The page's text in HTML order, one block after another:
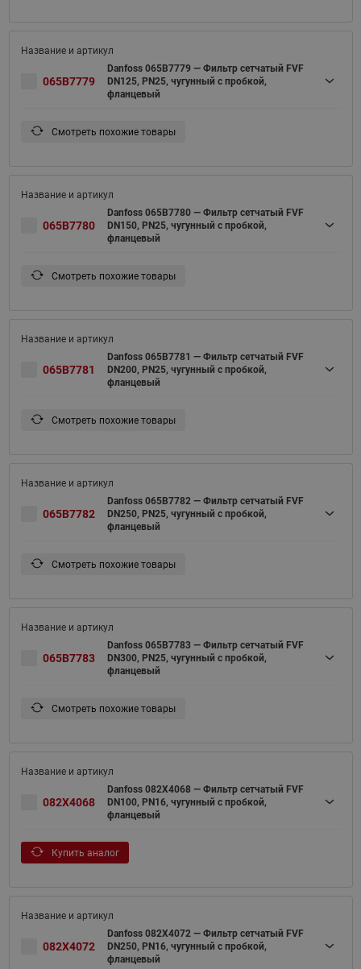
065B7779
Danfoss 065B7779 — Фильтр сетчатый FVF
DN125, PN25, чугунный с пробкой,
фланцевый
Смотреть похожие товары
065B7780
Danfoss 065B7780 — Фильтр сетчатый FVF
DN150, PN25, чугунный с пробкой,
фланцевый
Смотреть похожие товары
065B7781
Danfoss 065B7781 — Фильтр сетчатый FVF
DN200, PN25, чугунный с пробкой,
фланцевый
Смотреть похожие товары
065B7782
Danfoss 065B7782 — Фильтр сетчатый FVF
DN250, PN25, чугунный с пробкой,
фланцевый
Смотреть похожие товары
065B7783
Danfoss 065B7783 — Фильтр сетчатый FVF
DN300, PN25, чугунный с пробкой,
фланцевый
Смотреть похожие товары
082X4068
Danfoss 082X4068 — Фильтр сетчатый FVF
DN100, PN16, чугунный с пробкой,
фланцевый
Купить аналог
082X4072
Danfoss 082X4072 — Фильтр сетчатый FVF
DN250, PN16, чугунный с пробкой,
фланцевый